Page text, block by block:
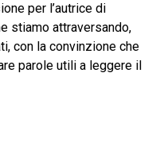
per l’autrice di
stiamo attraversando,
con la convinzione che
parole utili a leggere il